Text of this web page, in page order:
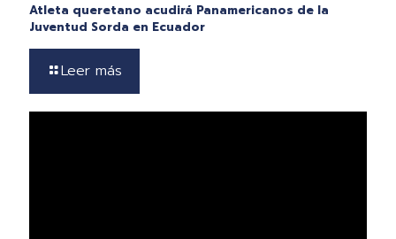
Atleta queretano acudirá Panamericanos de la
Juventud Sorda en Ecuador
Leer más